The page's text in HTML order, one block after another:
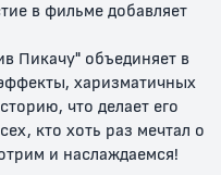
Рейнджер и Храм
в фильме добавляет
Пикачу" объединяет в
харизматичных
что делает его
кто хоть раз мечтал о
и наслаждаемся!